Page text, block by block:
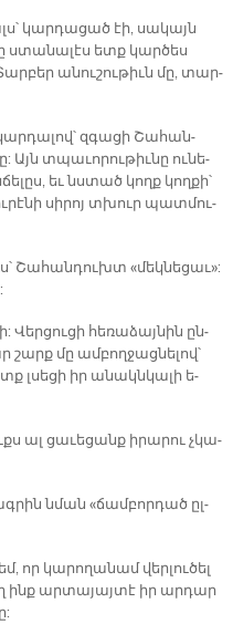
կար­դա­ցած էի, սա­կայն
ստա­նա­լէս ետք կար­ծես
ա­նու­շու­թիւն մը, տար­
զգա­ցի Շա­հան­
Այն տպա­ւո­րու­թիւ­նը ու­նե­
եւ նստած կողք կող­քի՝
սի­րոյ տխուր պատ­մու­
Շա­հան­դուխտ «մեկ­նե­ցաւ»:
Վեր­ցու­ցի հե­ռա­ձայ­նին ըն­
շարք մը ամ­բող­ջաց­նե­լով՝
լսե­ցի իր ա­նակն­կա­լի ե­
ալ ցա­ւե­ցանք ի­րա­րու չկա­
նման «ճամ­բոր­դած ըլ­
որ կա­րո­ղա­նամ վեր­լու­ծել
ինք ար­տա­յայ­տէ իր ար­դար